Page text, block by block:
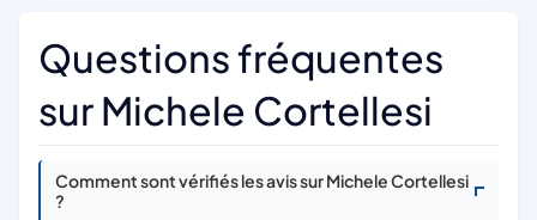
Questions fréquentes
sur Michele Cortellesi
Comment sont vérifiés les avis sur Michele Cortellesi
?